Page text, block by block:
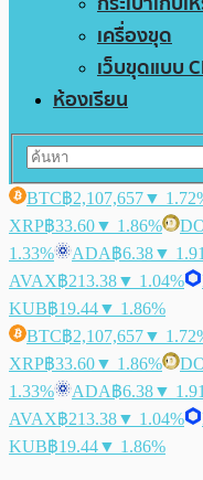
เครื่องขุด
เว็บขุดแบบ
ห้องเรียน
BTC฿2,107,657▼
XRP฿33.60▼ 1.86%
1.33%
ADA฿6.38▼
AVAX฿213.38▼ 1.04%
KUB฿19.44▼ 1.86%
BTC฿2,107,657▼
XRP฿33.60▼ 1.86%
1.33%
ADA฿6.38▼
AVAX฿213.38▼ 1.04%
KUB฿19.44▼ 1.86%